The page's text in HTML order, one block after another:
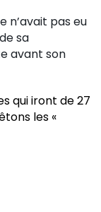
n’avait pas eu
sa
avant son
qui iront de 27
les «